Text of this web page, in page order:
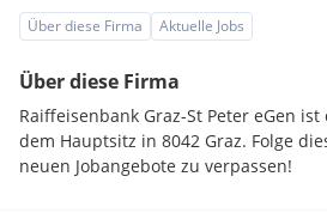
Über diese Firma Aktuelle Jobs
Über diese Firma
Raiffeisenbank Graz-St Peter eGen
dem Hauptsitz in 8042 Graz. Folge
neuen Jobangebote zu verpassen!